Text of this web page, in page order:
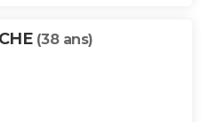
(38 ans)